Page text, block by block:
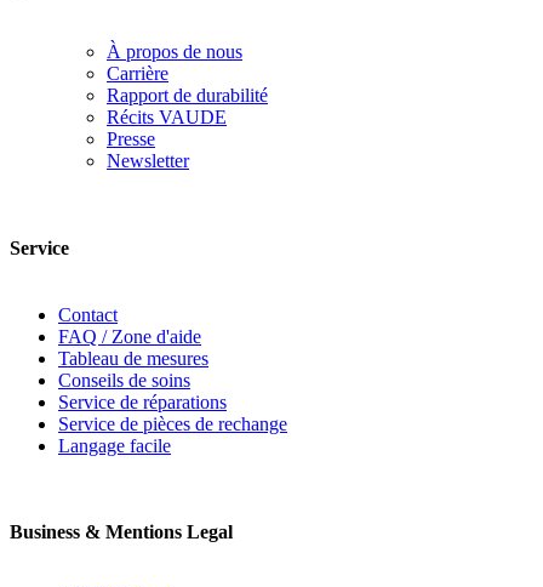
À propos de nous
Carrière
Rapport de durabilité
Récits VAUDE
Presse
Newsletter
Service
Contact
FAQ / Zone d'aide
Tableau de mesures
Conseils de soins
Service de réparations
Service de pièces de rechange
Langage facile
Business & Mentions Legal